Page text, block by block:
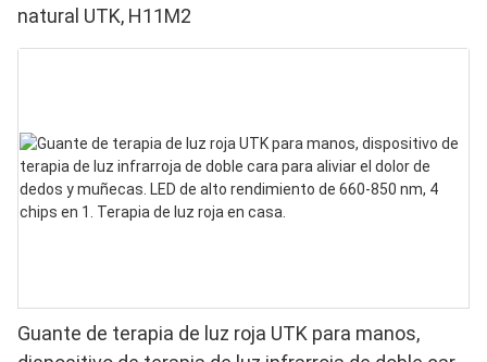
natural UTK, H11M2
Guante de terapia de luz roja UTK para manos,